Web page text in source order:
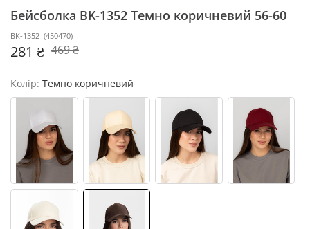
Бейсболка BK-1352 Темно коричневий 56-60
BK-1352 (450470)
281 ₴ 469 ₴
Колір: Темно коричневий